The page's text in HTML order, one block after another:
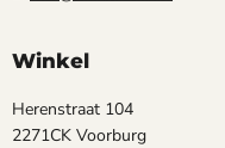
Winkel
Herenstraat 104
2271CK Voorburg